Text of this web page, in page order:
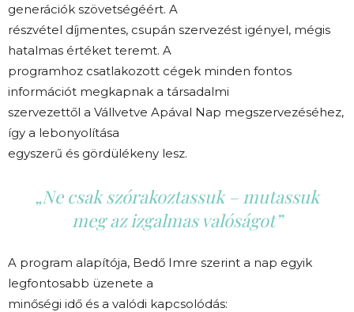
generációk szövetségéért. A
részvétel díjmentes, csupán szervezést igényel, mégis
hatalmas értéket teremt. A
programhoz csatlakozott cégek minden fontos
információt megkapnak a társadalmi
szervezettől a Vállvetve Apával Nap megszervezéséhez,
így a lebonyolítása
egyszerű és gördülékeny lesz.
„Ne csak szórakoztassuk – mutassuk
meg az izgalmas valóságot”
A program alapítója, Bedő Imre szerint a nap egyik
legfontosabb üzenete a
minőségi idő és a valódi kapcsolódás: